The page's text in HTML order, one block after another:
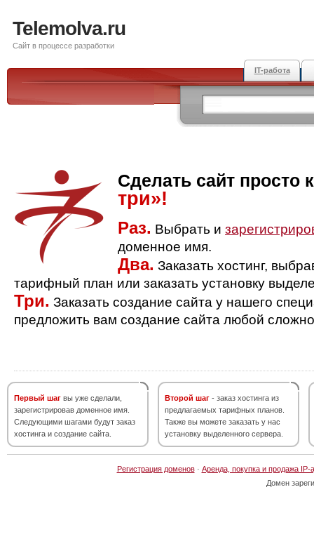
Telemolva.ru
Сайт в процессе разработки
IT-работа
Сделать сайт просто
три»!
Раз. Выбрать и
доменное имя.
Два. Заказать хостинг,
тарифный план или заказать установку
Три. Заказать создание сайта у нашего
предложить вам создание сайта любой
Первый шаг вы уже сделали,
зарегистрировав доменное имя.
Следующими шагами будут заказ
хостинга и создание сайта.
Второй шаг - заказ хостинга из
предлагаемых тарифных планов.
Также вы можете заказать у нас
установку выделенного сервера.
Регистрация доменов· Аренда, покупка и продажа IP-
Домен